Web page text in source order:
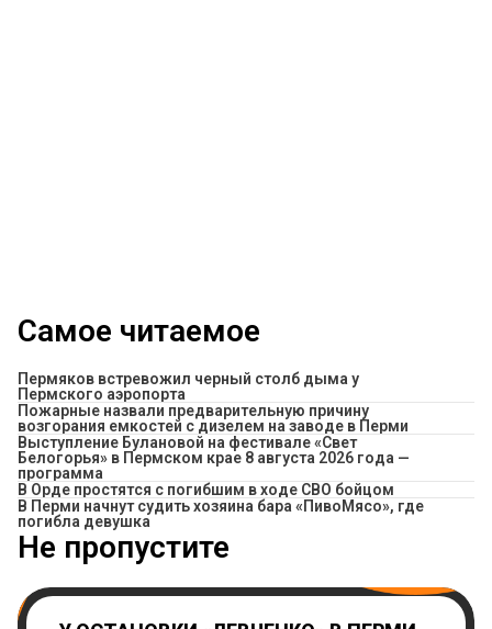
Самое читаемое
Пермяков встревожил черный столб дыма у
Пермского аэропорта
Пожарные назвали предварительную причину
возгорания емкостей с дизелем на заводе в Перми
Выступление Булановой на фестивале «Свет
Белогорья» в Пермском крае 8 августа 2026 года —
программа
В Орде простятся с погибшим в ходе СВО бойцом
​В Перми начнут судить хозяина бара «ПивоМясо», где
погибла девушка
Не пропустите